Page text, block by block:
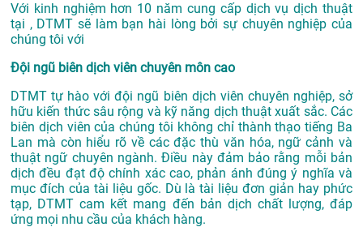
Với kinh nghiệm hơn 10 năm cung cấp dịch vụdịch thuật
tại , DTMT sẽ làm bạn hài lòng bởi sự chuyên nghiệp của
chúng tôi với
Đội ngũ biên dịch viên chuyên môn cao
DTMT tự hào với đội ngũ biên dịch viên chuyên nghiệp, sở
hữu kiến thức sâu rộng và kỹ năng dịch thuật xuất sắc. Các
biên dịch viên của chúng tôi không chỉ thành thạo tiếng Ba
Lan mà còn hiểu rõ về các đặc thù văn hóa, ngữ cảnh và
thuật ngữ chuyên ngành. Điều này đảm bảo rằng mỗi bản
dịch đều đạt độ chính xác cao, phản ánh đúng ý nghĩa và
mục đích của tài liệu gốc. Dù là tài liệu đơn giản hay phức
tạp, DTMT cam kết mang đến bản dịch chất lượng, đáp
ứng mọi nhu cầu của khách hàng.